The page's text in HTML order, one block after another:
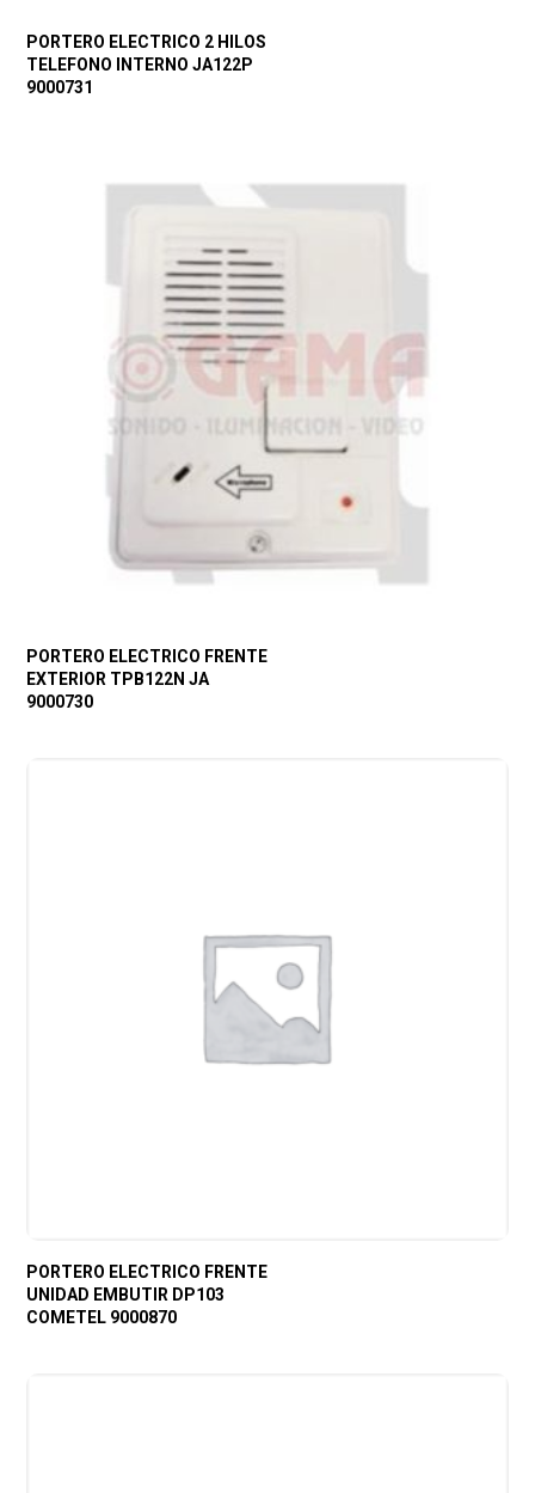
PORTERO ELECTRICO 2 HILOS
TELEFONO INTERNO JA122P
9000731
PORTERO ELECTRICO FRENTE
EXTERIOR TPB122N JA
9000730
PORTERO ELECTRICO FRENTE
UNIDAD EMBUTIR DP103
COMETEL 9000870